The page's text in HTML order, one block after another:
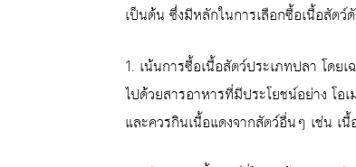
เป็นต้น ซึ่งมีหลักในการเลือกซื้อเนื้อสัตว์
1. เน้นการซื้อเนื้อสัตว์ประเภทปลา โดย
ไปด้วยสารอาหารที่มีประโยชน์อย่าง โ
และควรกินเนื้อแดงจากสัตว์อื่นๆ เช่น เ